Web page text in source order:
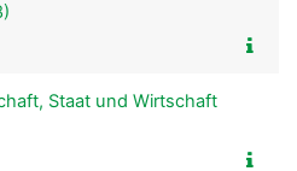
Staat und Wirtschaft